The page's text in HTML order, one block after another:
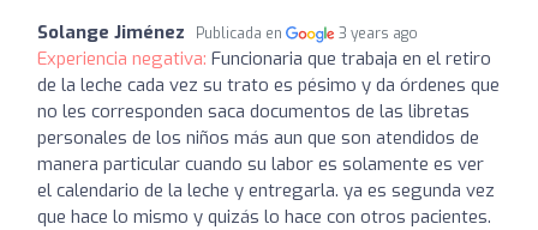
Solange Jiménez Publicada en 3 years ago
Experiencia negativa: Funcionaria que trabaja en el retiro
de la leche cada vez su trato es pésimo y da órdenes que
no les corresponden saca documentos de las libretas
personales de los niños más aun que son atendidos de
manera particular cuando su labor es solamente es ver
el calendario de la leche y entregarla. ya es segunda vez
que hace lo mismo y quizás lo hace con otros pacientes.